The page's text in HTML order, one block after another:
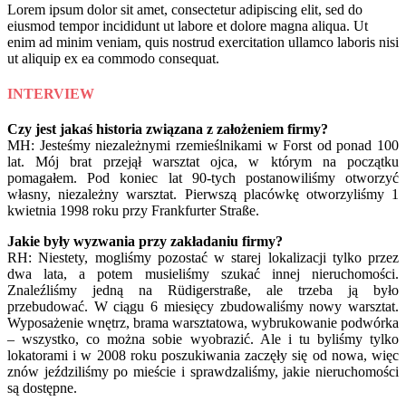
Lorem ipsum dolor sit amet, consectetur adipiscing elit, sed do
eiusmod tempor incididunt ut labore et dolore magna aliqua. Ut
enim ad minim veniam, quis nostrud exercitation ullamco laboris nisi
ut aliquip ex ea commodo consequat.
INTERVIEW
Czy jest jakaś historia związana z założeniem firmy?
MH: Jesteśmy niezależnymi rzemieślnikami w Forst od ponad 100
lat. Mój brat przejął warsztat ojca, w którym na początku
pomagałem. Pod koniec lat 90-tych postanowiliśmy otworzyć
własny, niezależny warsztat. Pierwszą placówkę otworzyliśmy 1
kwietnia 1998 roku przy Frankfurter Straße.
Jakie były wyzwania przy zakładaniu firmy?
RH: Niestety, mogliśmy pozostać w starej lokalizacji tylko przez
dwa lata, a potem musieliśmy szukać innej nieruchomości.
Znaleźliśmy jedną na Rüdigerstraße, ale trzeba ją było
przebudować. W ciągu 6 miesięcy zbudowaliśmy nowy warsztat.
Wyposażenie wnętrz, brama warsztatowa, wybrukowanie podwórka
– wszystko, co można sobie wyobrazić. Ale i tu byliśmy tylko
lokatorami i w 2008 roku poszukiwania zaczęły się od nowa, więc
znów jeździliśmy po mieście i sprawdzaliśmy, jakie nieruchomości
są dostępne.